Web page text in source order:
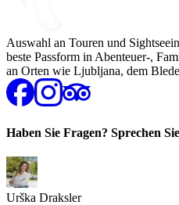
Auswahl an Touren und
beste Passform in Abenteuer-,
an Orten wie Ljubljana, dem
Haben Sie Fragen? Sprechen
Urška Draksler